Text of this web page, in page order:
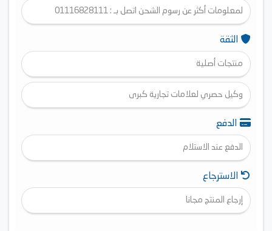
لمعلومات أكثر عن رسوم الشحن اتصل بـ : 01116828111
الثقة
منتجات أصلية
وكيل حصري لعلامات تجارية كبرى
الدفع
الدفع عند الاستلام
الاسترجاع
إرجاع المنتج مجانا